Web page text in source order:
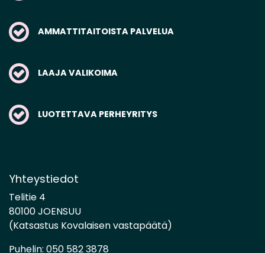
AMMATTITAITOISTA PALVELUA
LAAJA VALIKOIMA
LUOTETTAVA PERHEYRITYS
Yhteystiedot
Telitie 4
80100 JOENSUU
(Katsastus Kovalaisen vastapäätä)
Puhelin: 050 582 3878